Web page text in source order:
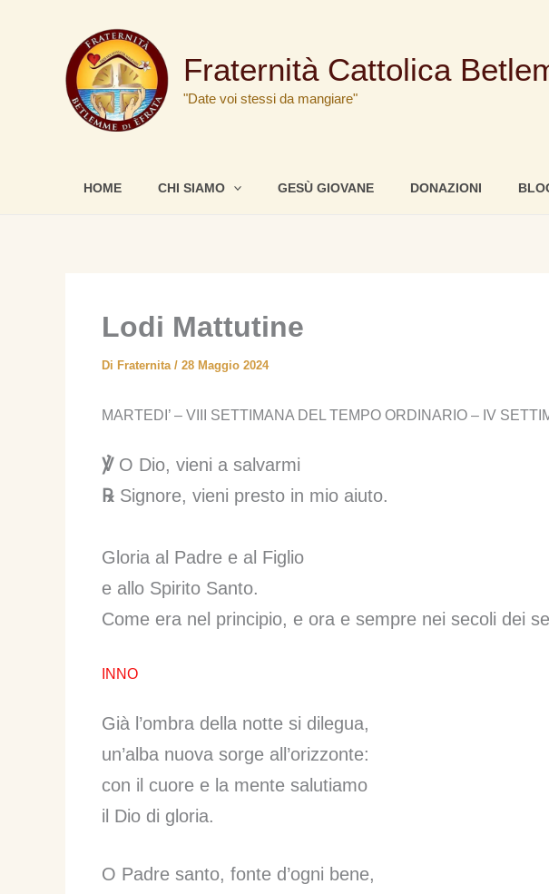
Fraternità Cattolica
"Date voi stessi da mangiare"
HOME CHI SIAMO GESÙ GIOVANE DONAZIONI
Lodi Mattutine
Di Fraternita / 28 Maggio 2024
MARTEDI’ – VIII SETTIMANA DEL TEMPO ORDINARIO – IV
℣O Dio, vieni a salvarmi
℞ Signore, vieni presto in mio aiuto.
Gloria al Padre e al Figlio
e allo Spirito Santo.
Come era nel principio, e ora e sempre nei secoli dei
INNO
Già l’ombra della notte si dilegua,
un’alba nuova sorge all’orizzonte:
con il cuore e la mente salutiamo
il Dio di gloria.
O Padre santo, fonte d’ogni bene,